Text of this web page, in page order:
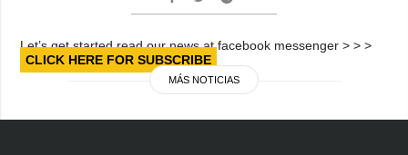
Let’s get started read our news at facebook messenger > > >
CLICK HERE FOR SUBSCRIBE
MÁS NOTICIAS